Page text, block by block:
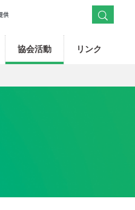
協会活動 リンク